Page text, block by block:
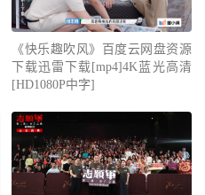
《快乐趣吹风》百度云网盘资源
下载迅雷下载[mp4]4K蓝光高清
[HD1080P中字]